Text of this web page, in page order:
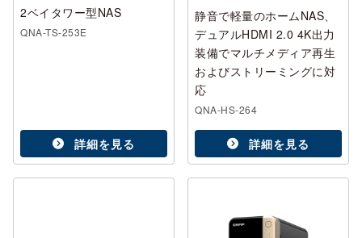
2ベイタワー型NAS
QNA-TS-253E
詳細を見る
静音で軽量のホームNAS、
デュアルHDMI 2.0 4K出力
装備でマルチメディア再生
およびストリーミングに対
応
QNA-HS-264
詳細を見る